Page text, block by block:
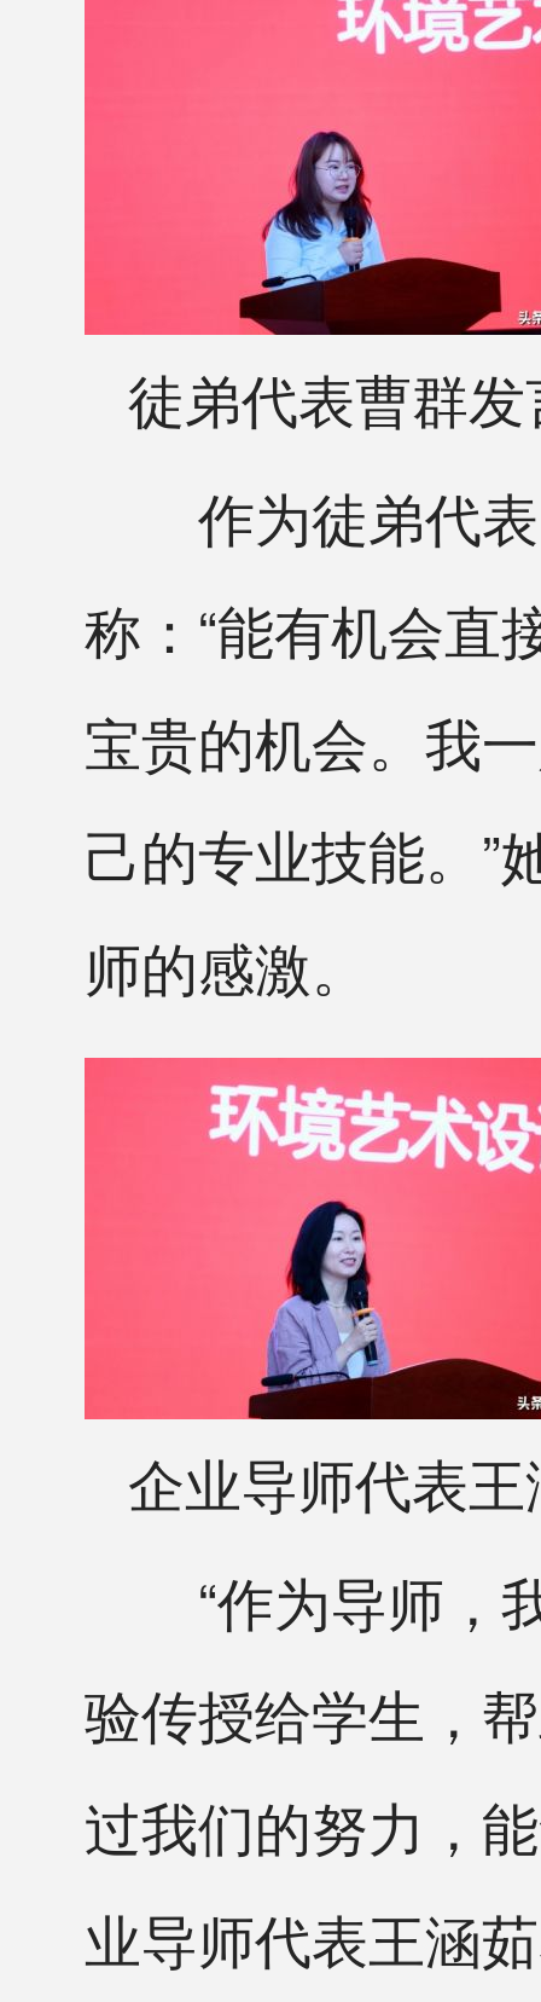
徒弟代表曹群
作为徒弟代表
称：“能有机会直
宝贵的机会。我
己的专业技能。”
师的感激。
企业导师代表
“作为导师，我
验传授给学生，
过我们的努力，
业导师代表王涵